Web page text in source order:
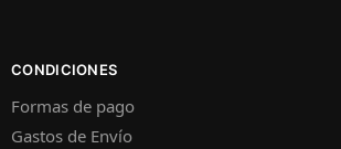
CONDICIONES
Formas de pago
Gastos de Envío